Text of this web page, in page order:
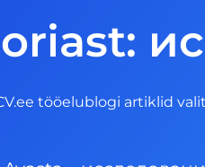
tööelublogi artiklid